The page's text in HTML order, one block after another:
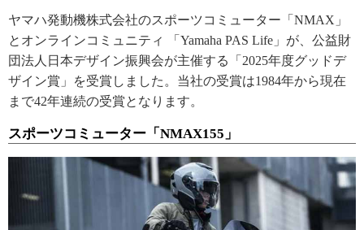
ヤマハ発動機株式会社のスポーツコミューター「NMAX」
とオンラインコミュニティ 「Yamaha PAS Life」が、公益財
団法人日本デザイン振興会が主催する「2025年度グッドデ
ザイン賞」を受賞しました。当社の受賞は1984年から現在
まで42年連続の受賞となります。
スポーツコミューター「NMAX155」